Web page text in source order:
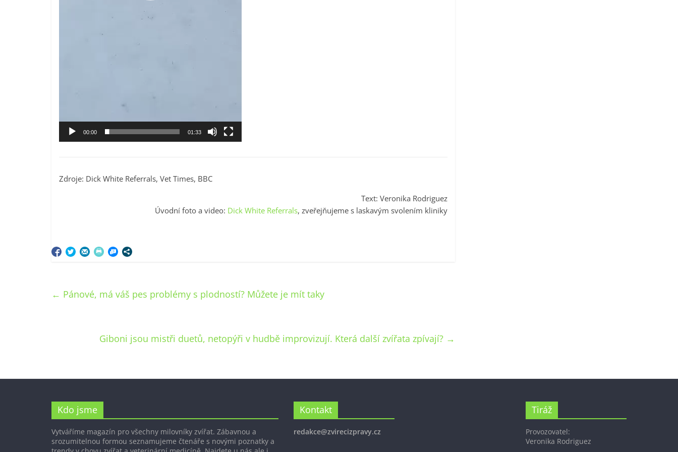
00:00 01:33
Zdroje: Dick White Referrals, Vet Times, BBC
Text: Veronika Rodriguez
Úvodní foto a video: Dick White Referrals, zveřejňujeme s laskavým svolením kliniky
← Pánové, má váš pes problémy s plodností? Můžete je mít taky
Giboni jsou mistři duetů, netopýři v hudbě improvizují. Která další zvířata zpívají? →
Kdo jsme
Vytváříme magazín pro všechny milovníky zvířat. Zábavnou a
srozumitelnou formou seznamujeme čtenáře s novými poznatky a
Kontakt
redakce@zvirecizpravy.cz
Tiráž
Provozovatel:
Veronika Rodriguez